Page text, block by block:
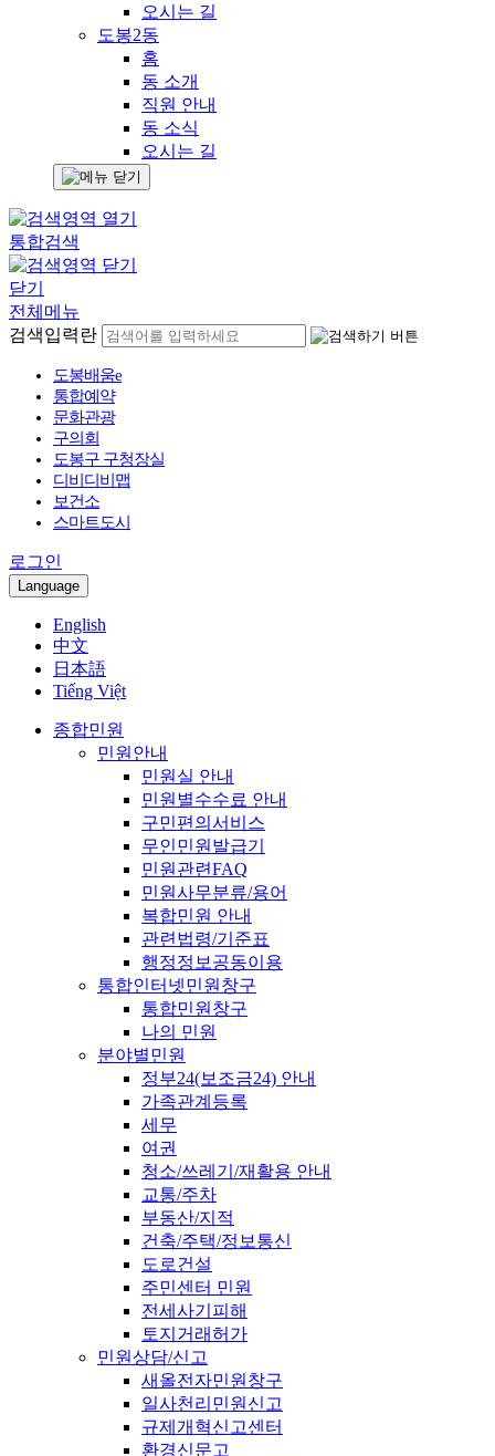
오시는 길
도봉2동
홈
동 소개
직원 안내
동 소식
오시는 길
통합검색
닫기
전체메뉴
검색입력란
도봉배움e
통합예약
문화관광
구의회
도봉구 구청장실
디비디비맵
보건소
스마트도시
로그인
Language
English
中文
日本語
Tiếng Việt
종합민원
민원안내
민원실 안내
민원별수수료 안내
구민편의서비스
무인민원발급기
민원관련FAQ
민원사무분류/용어
복합민원 안내
관련법령/기준표
행정정보공동이용
통합인터넷민원창구
통합민원창구
나의 민원
분야별민원
정부24(보조금24) 안내
가족관계등록
세무
여권
청소/쓰레기/재활용 안내
교통/주차
부동산/지적
건축/주택/정보통신
도로건설
주민센터 민원
전세사기피해
토지거래허가
민원상담/신고
새올전자민원창구
일사천리민원신고
규제개혁신고센터
환경신문고